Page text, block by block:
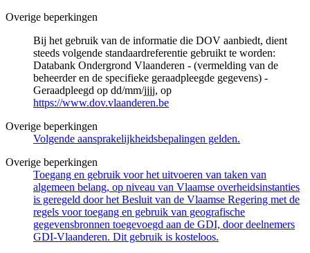
Overige beperkingen
Bij het gebruik van de informatie die DOV aanbiedt, dient
steeds volgende standaardreferentie gebruikt te worden:
Databank Ondergrond Vlaanderen - (vermelding van de
beheerder en de specifieke geraadpleegde gegevens) -
Geraadpleegd op dd/mm/jjjj, op
https://www.dov.vlaanderen.be
Overige beperkingen
Volgende aansprakelijkheidsbepalingen gelden.
Overige beperkingen
Toegang en gebruik voor het uitvoeren van taken van
algemeen belang, op niveau van Vlaamse overheidsinstanties
is geregeld door het Besluit van de Vlaamse Regering met de
regels voor toegang en gebruik van geografische
gegevensbronnen toegevoegd aan de GDI, door deelnemers
GDI-Vlaanderen. Dit gebruik is kosteloos.